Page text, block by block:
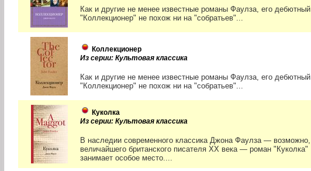
Как и другие не менее известные романы Фаулза, его дебютный
"Коллекционер" не похож ни на "собратьев"...
Коллекционер
Из серии: Культовая классика
Как и другие не менее известные романы Фаулза, его дебютный
"Коллекционер" не похож ни на "собратьев"...
Куколка
Из серии: Культовая классика
В наследии современного классика Джона Фаулза — возможно,
величайшего британского писателя XX века — роман "Куколка"
занимает особое место....